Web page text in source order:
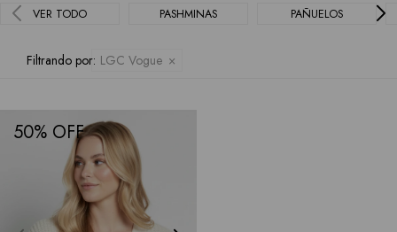
VER TODO PASHMINAS PAÑUELOS
Filtrando por: LGC Vogue
50
Bebe
Todas
marcas